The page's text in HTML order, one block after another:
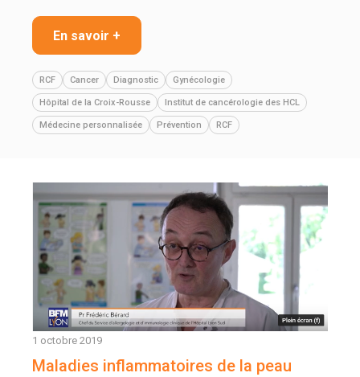
En savoir +
RCF Cancer Diagnostic Gynécologie
Hôpital de la Croix-Rousse Institut de cancérologie des HCL
Médecine personnalisée Prévention RCF
1 octobre 2019
Maladies inflammatoires de la peau